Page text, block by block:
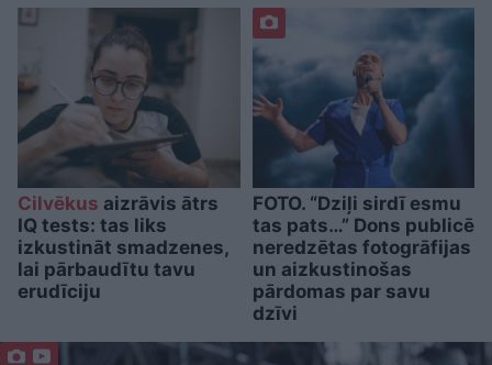
Cilvēkus aizrāvis ātrs
IQ tests: tas liks
izkustināt smadzenes,
lai pārbaudītu tavu
erudīciju
FOTO. “Dziļi sirdī esmu
tas pats…” Dons publicē
neredzētas fotogrāfijas
un aizkustinošas
pārdomas par savu
dzīvi